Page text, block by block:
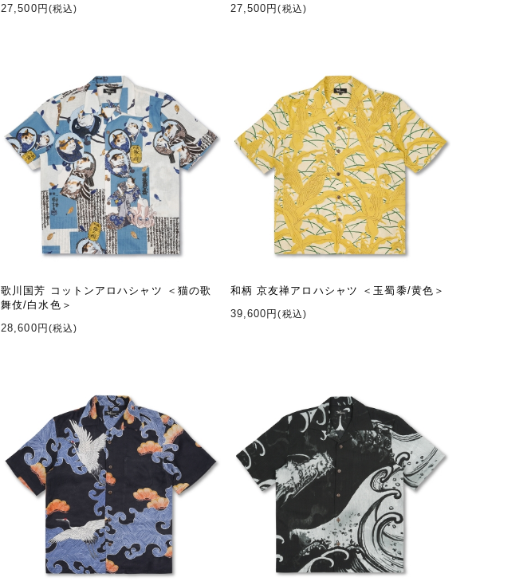
27,500円 (税込)
27,500円(税込)
歌川国芳 コットンアロハシャツ ＜猫の歌
舞伎/白水色＞
28,600円 (税込)
和柄 京友禅アロハシャツ ＜玉蜀黍/黄色＞
39,600円(税込)